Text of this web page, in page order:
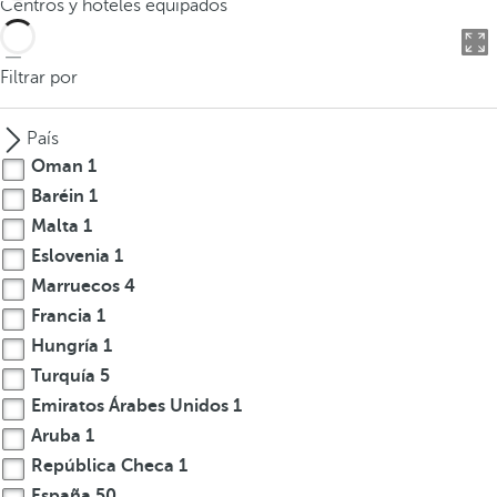
o
u
i
r
t
e
s
o
m
á
s
c
a
a
Centros y hoteles equipados
Filtrar por
País
Oman 1
Baréin 1
Malta 1
Eslovenia 1
Marruecos 4
Francia 1
Hungría 1
Turquía 5
Emiratos Árabes Unidos 1
Aruba 1
República Checa 1